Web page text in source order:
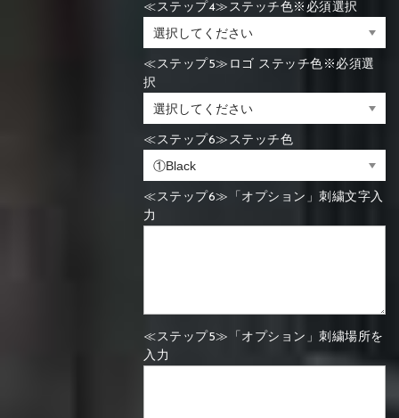
≪ステップ4≫ステッチ色※必須選択
≪ステップ5≫ロゴ ステッチ色※必須選
択
≪ステップ6≫ステッチ色
≪ステップ6≫「オプション」刺繍文字入
力
≪ステップ5≫「オプション」刺繍場所を
入力